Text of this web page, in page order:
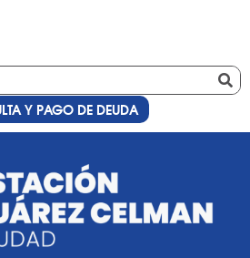
Y PAGO DE DEUDA